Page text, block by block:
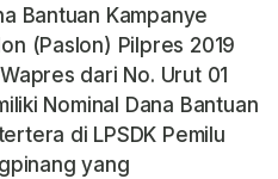
Bantuan Kampanye
(Paslon) Pilpres 2019
dari No. Urut 01
Nominal Dana Bantuan
di LPSDK Pemilu
yang